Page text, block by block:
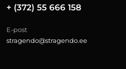
+ (372) 55 666 158
E-post
stragendo@stragendo.ee